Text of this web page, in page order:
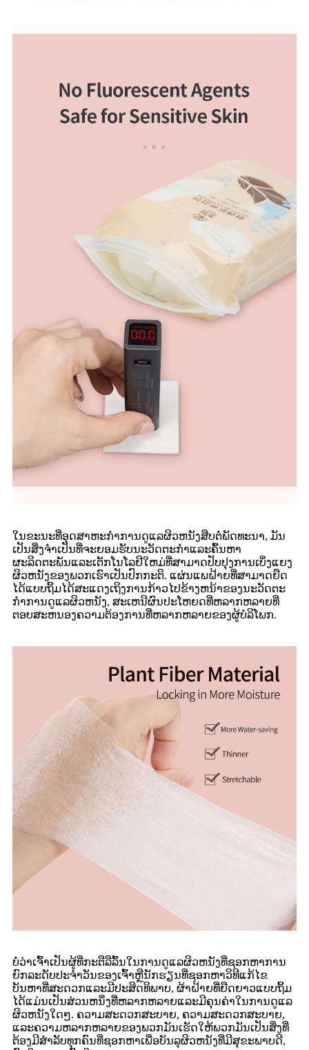
ໃນຂະນະທີ່ອຸດສາຫະກໍາການດູແລຜິວຫນັງສືບຕໍ່ພັດທະນາ, ມັນ
ເປັນສິ່ງຈໍາເປັນທີ່ຈະຍອມຮັບນະວັດຕະກໍາແລະຄົ້ນຫາ
ຜະລິດຕະພັນແລະເຕັກໂນໂລຢີໃຫມ່ທີ່ສາມາດປັບປຸງການເບິ່ງແຍງ
ຜິວຫນັງຂອງພວກເຮົາເປັນປົກກະຕິ. ແຜ່ນແພຝ້າຍທີ່ສາມາດຍືດ
ໄດ້ແບບຖິ້ມໄດ້ສະແດງເຖິງການກ້າວໄປຂ້າງຫນ້າຂອງນະວັດຕະ
ກໍາການດູແລຜິວຫນັງ, ສະເຫນີຜົນປະໂຫຍດທີ່ຫລາກຫລາຍທີ່
ຕອບສະຫນອງຄວາມຕ້ອງການທີ່ຫລາກຫລາຍຂອງຜູ້ບໍລິໂພກ.
ບໍ່ວ່າເຈົ້າເປັນຜູ້ທີ່ກະຕືລືລົ້ນໃນການດູແລຜິວຫນັງທີ່ຊອກຫາການ
ຍົກລະດັບປະຈໍາວັນຂອງເຈົ້າຫຼືນັກຮຽນທີ່ຊອກຫາວິທີແກ້ໄຂ
ບັນຫາທີ່ສະດວກແລະມີປະສິດທິພາບ, ຜ້າຝ້າຍທີ່ຍືດຍາວແບບຖິ້ມ
ໄດ້ແມ່ນເປັນສ່ວນຫນຶ່ງທີ່ຫລາກຫລາຍແລະມີຄຸນຄ່າໃນການດູແລ
ຜິວຫນັງໃດໆ. ຄວາມສະດວກສະບາຍ, ຄວາມສະດວກສະບາຍ,
ແລະຄວາມຫລາກຫລາຍຂອງພວກມັນເຮັດໃຫ້ພວກມັນເປັນສິ່ງທີ່
ຕ້ອງມີສໍາລັບທຸກຄົນທີ່ຊອກຫາເພື່ອບັນລຸຜິວຫນັງທີ່ມີສຸຂະພາບດີ,